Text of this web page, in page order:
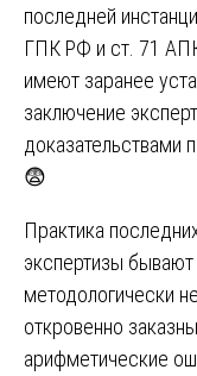
последней
ГПК РФ и ст. 71
имеют заранее
заключение
доказательствами
😨
Практика
экспертизы
методологически
откровенно
арифметические